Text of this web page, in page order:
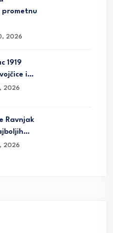
prometnu
2026
1919
i…
2026
Ravnjak
2026